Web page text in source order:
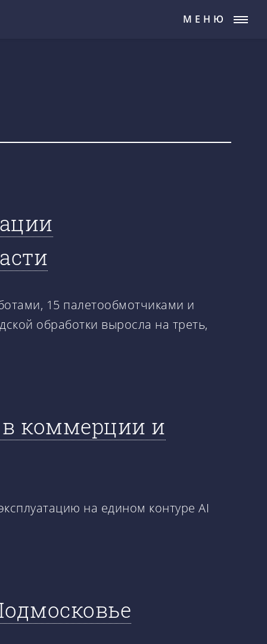
МЕНЮ
15 палетообмотчиками и
обработки выросла на треть,
в коммерции и
на едином контуре AI